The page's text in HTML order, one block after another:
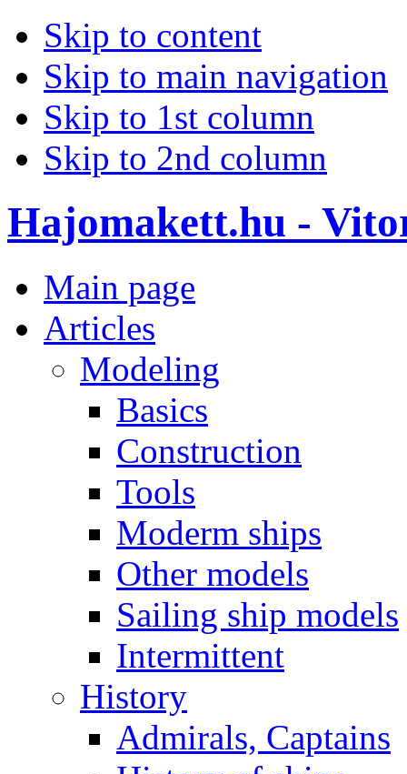
Skip to content
Skip to main navigation
Skip to 1st column
Skip to 2nd column
Hajomakett.hu -
Main page
Articles
Modeling
Basics
Construction
Tools
Moderm ships
Other models
Sailing ship models
Intermittent
History
Admirals, Captains